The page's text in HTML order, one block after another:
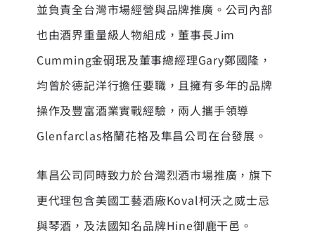
並負責全台灣市場經營與品牌推廣。公司內部
也由酒界重量級人物組成，董事長Jim
Cumming金碙珉及董事總經理Gary鄭國隆，
均曾於德記洋行擔任要職，且擁有多年的品牌
操作及豐富酒業實戰經驗，兩人攜手領導
Glenfarclas格蘭花格及隼昌公司在台發展。
隼昌公司同時致力於台灣烈酒市場推廣，旗下
更代理包含美國工藝酒廠Koval柯沃之威士忌
與琴酒，及法國知名品牌Hine御鹿干邑。